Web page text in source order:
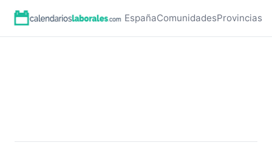
EspañaComunidadesProvincias